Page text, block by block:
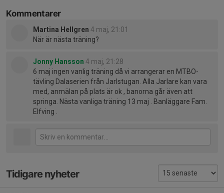
Kommentarer
Martina Hellgren 4 maj, 21:01
När är nästa träning?
Jonny Hansson 4 maj, 21:28
6 maj ingen vanlig träning då vi arrangerar en MTBO-
tävling Dalaserien från Jarlstugan. Alla Jarlare kan vara
med, anmälan på plats är ok , banorna går även att
springa. Nästa vanliga träning 13 maj . Banläggare Fam.
Elfving .
Tidigare nyheter